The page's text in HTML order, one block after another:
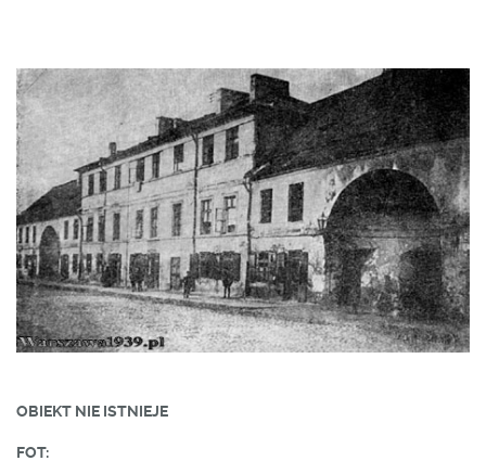
OBIEKT NIE ISTNIEJE
FOT: